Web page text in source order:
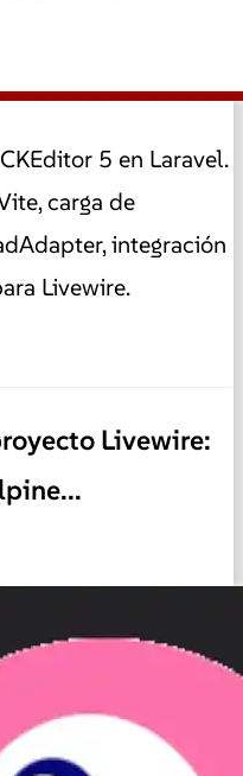
5 en Laravel.
carga de
integración
Livewire.
Livewire: